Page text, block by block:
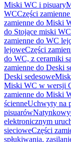
Miski WC i pisuary
WCCzęści
zamienne do Miski
do Stojące miski WC
zamienne do WC
lejoweCzęści
do WC, z ceramiki
zamienne do Deski
Deski sedesowe
Miski WC w wersji
zamienne do Miski
ścienneUchwyty na
pisuarówNatynkowy
elektronicznym
siecioweCzęści
spłukiwania,